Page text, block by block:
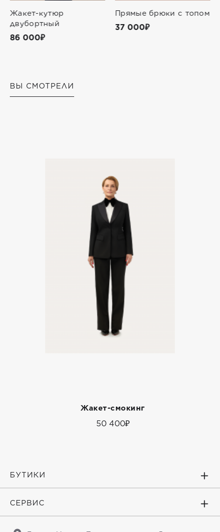
Жакет-кутюр
двубортный
86 000₽
Прямые брюки с топом
37 000₽
ВЫ СМОТРЕЛИ
Жакет-смокинг
50 400₽
БУТИКИ
СЕРВИС